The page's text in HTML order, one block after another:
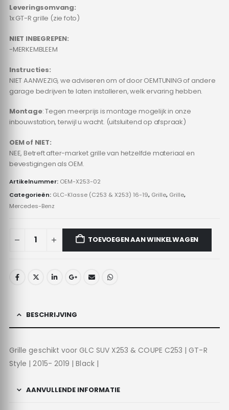
Leveringsomvang:
1x GT-R grille (zie foto)
NIET INBEGREPEN:
-MERKEMBLEEM
Instructies:
NIET AANWEZIG, we adviseren om of door OEMTUNING of andere
garage bedrijven te laten installeren, welk ervaring hebben.
Montage: Tegen meerprijs is montage mogelijk in onze
inbouwstation, terwijl u wacht. (uitsluitend op afspraak)
OEM of NIET:
NEE, Betreft after-market grille van hetzelfde materiaal en
bevestigingen als OEM.
Artikelnummer: OEM-X253-02
Categorieën: GLC-Klasse (C253 & X253) 16-19, Grille, Grille,
Mercedes-Benz
TOEVOEGEN AAN WINKELWAGEN
BESCHRIJVING
Grille geschikt voor GLC SUV X253 & COUPE C253 | GT-R
Style | 2015- 2019 | Black |
AANVULLENDE INFORMATIE